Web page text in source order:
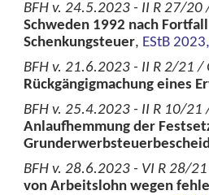
BFH v. 24.5.2023 - II R 27/
Schweden 1992 nach
Schenkungsteuer, EStB
BFH v. 21.6.2023 - II R 2/21
Rückgängigmachung eines
BFH v. 25.4.2023 - II R 10/
Anlaufhemmung der
BFH v. 28.6.2023 - VI R 28/
von Arbeitslohn wegen